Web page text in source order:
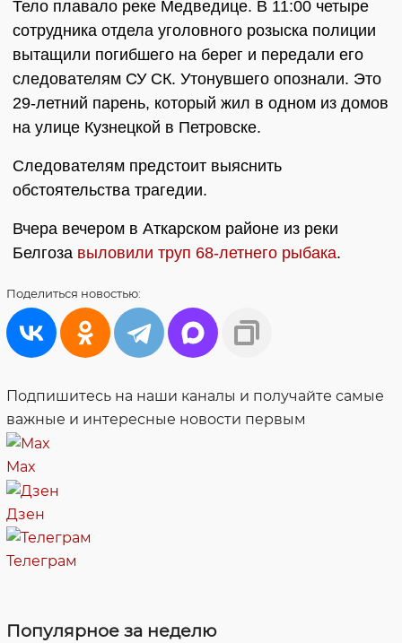
Тело плавало реке Медведице. В 11:00 четыре
сотрудника отдела уголовного розыска полиции
вытащили погибшего на берег и передали его
следователям СУ СК. Утонувшего опознали. Это
29-летний парень, который жил в одном из домов
на улице Кузнецкой в Петровске.
Следователям предстоит выяснить
обстоятельства трагедии.
Вчера вечером в Аткарском районе из реки
Белгоза выловили труп 68-летнего рыбака.
Поделиться новостью:
Подпишитесь на наши каналы и получайте самые
важные и интересные новости первым
Max
Дзен
Телеграм
Популярное за неделю